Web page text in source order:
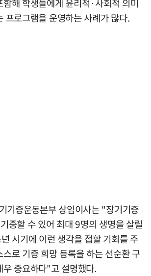
해 학생들에게 윤리적·사회적 의미
프로그램을 운영하는 사례가 많다.
기증운동본부 상임이사는 "장기기증
증할 수 있어 최대 9명의 생명을 살릴
시기에 이런 생각을 접할 기회를 주
로 기증 희망 등록을 하는 선순환 구
우 중요하다"고 설명했다.